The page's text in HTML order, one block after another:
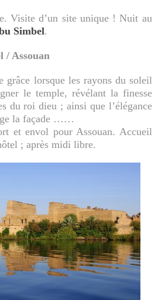
Visite d’un site unique ! Nuit au
Simbel.
/ Assouan
grâce lorsque les rayons du soleil
le temple, révélant la finesse
du roi dieu ; ainsi que l’élégance
la façade ……
et envol pour Assouan. Accueil
; après midi libre.